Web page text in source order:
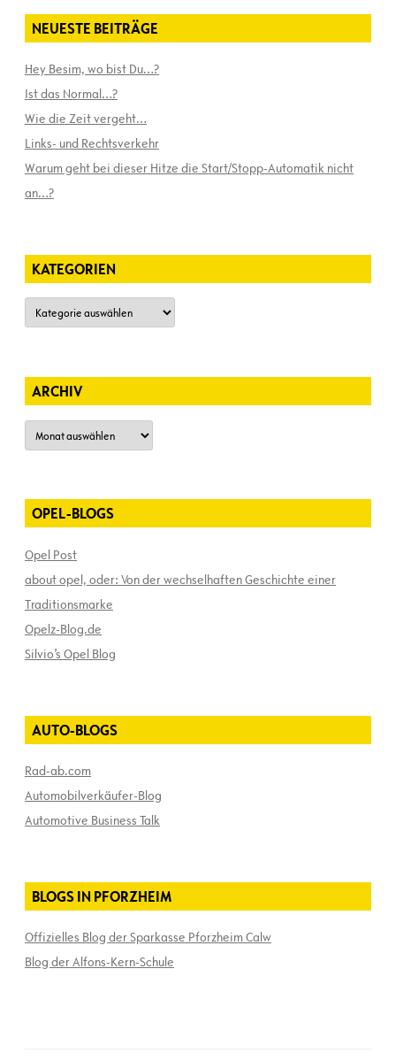
NEUESTE BEITRÄGE
Hey Besim, wo bist Du…?
Ist das Normal…?
Wie die Zeit vergeht…
Links- und Rechtsverkehr
Warum geht bei dieser Hitze die Start/Stopp-Automatik nicht
an…?
KATEGORIEN
Kategorien
ARCHIV
Archiv
OPEL-BLOGS
Opel Post
about opel, oder: Von der wechselhaften Geschichte einer
Traditionsmarke
Opelz-Blog.de
Silvio’s Opel Blog
AUTO-BLOGS
Rad-ab.com
Automobilverkäufer-Blog
Automotive Business Talk
BLOGS IN PFORZHEIM
Offizielles Blog der Sparkasse Pforzheim Calw
Blog der Alfons-Kern-Schule